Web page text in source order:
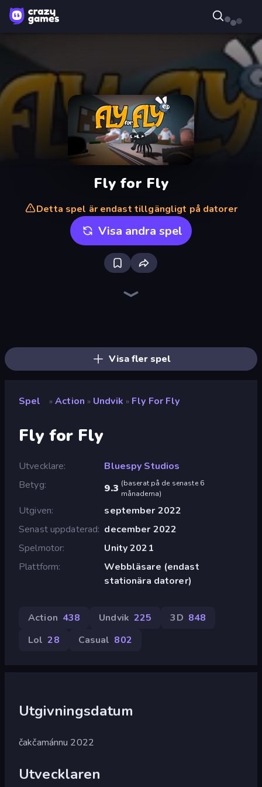
Fly for Fly
Detta spel är endast tillgängligt på datorer
Visa andra spel
Visa fler spel
Spel » Action » Undvik » Fly For Fly
Fly for Fly
Utvecklare
Bluespy Studios
Betyg
9.3 (baserat på de senaste 6
månaderna)
Utgiven
september 2022
Senast uppdaterad december 2022
Spelmotor
Unity 2021
Plattform
Webbläsare (endast
stationära datorer)
Action 438 Undvik 225 3D 848
Lol 28 Casual 802
Utgivningsdatum
čakčamánnu 2022
Utvecklaren